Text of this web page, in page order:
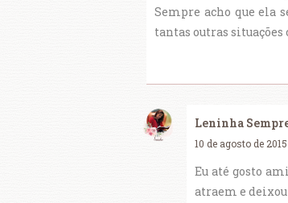
Sempre acho que ela
tantas outras situações
Leninha
10 de agosto de
Eu até gosto
atraem e